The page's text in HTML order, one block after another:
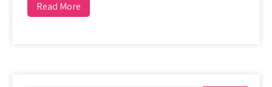
Read More